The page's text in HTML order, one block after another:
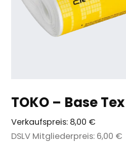
TOKO – Base Tex
Verkaufspreis: 8,00 €
DSLV Mitgliederpreis: 6,00 €